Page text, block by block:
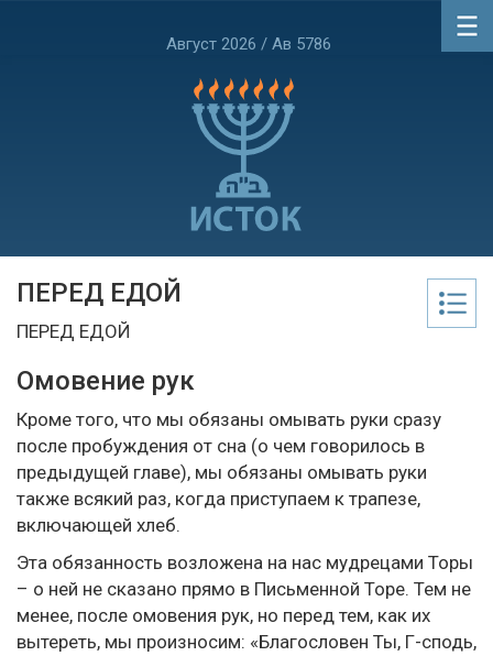
Август 2026 / Ав 5786
ПЕРЕД ЕДОЙ
ПЕРЕД ЕДОЙ
Омовение рук
Кроме того, что мы обязаны омывать руки сразу
после пробуждения от сна (о чем говорилось в
предыдущей главе), мы обязаны омывать руки
также всякий раз, когда приступаем к трапезе,
включающей хлеб.
Эта обязанность возложена на нас мудрецами Торы
– о ней не сказано прямо в Письменной Торе. Тем не
менее, после омовения рук, но перед тем, как их
вытереть, мы произносим: «Благословен Ты, Г-сподь,